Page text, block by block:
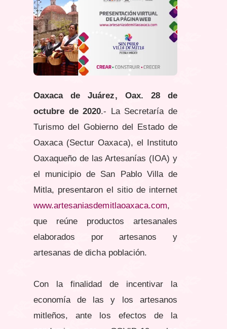
Oaxaca de Juárez, Oax. 28 de
octubre de 2020.- La Secretaría de
Turismo del Gobierno del Estado de
Oaxaca (Sectur Oaxaca), el Instituto
Oaxaqueño de las Artesanías (IOA) y
el municipio de San Pablo Villa de
Mitla, presentaron el sitio de internet
www.artesaniasdemitlaoaxaca.com,
que reúne productos artesanales
elaborados por artesanos y
artesanas de dicha población.
Con la finalidad de incentivar la
economía de las y los artesanos
mitleños, ante los efectos de la